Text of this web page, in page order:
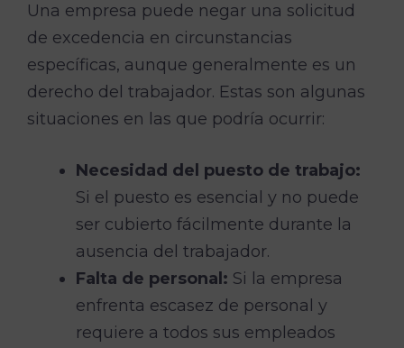
Una empresa puede negar una solicitud
de excedencia en circunstancias
específicas, aunque generalmente es un
derecho del trabajador. Estas son algunas
situaciones en las que podría ocurrir:
Necesidad del puesto de trabajo:
Si el puesto es esencial y no puede
ser cubierto fácilmente durante la
ausencia del trabajador.
Falta de personal: Si la empresa
enfrenta escasez de personal y
requiere a todos sus empleados